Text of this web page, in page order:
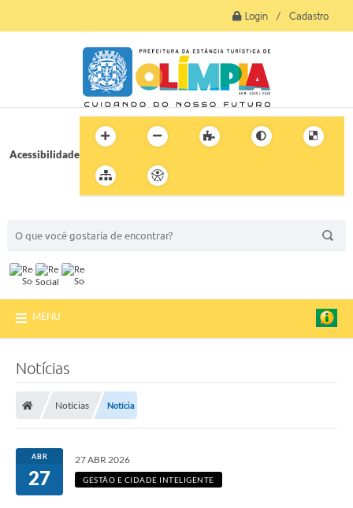
Login / Cadastro
Acessibilidade
MENU
Notícias
Notícias Notícia
ABR
27
27 ABR 2026
GESTÃO E CIDADE INTELIGENTE